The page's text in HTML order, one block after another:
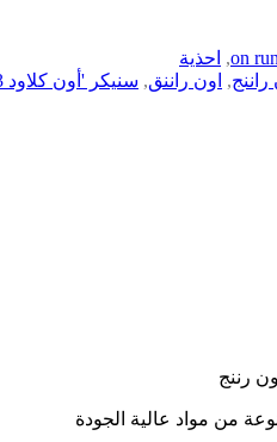
on
, احذية
راننج, اون راننق, سنيكر 'أون كلاود X 3'
رننج
من مواد عالية الجودة